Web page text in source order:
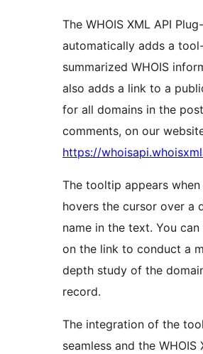
The WHOIS XML API
automatically adds a
summarized WHOIS
also adds a link to a
for all domains in the
comments, on our
https://
The tooltip appears when
hovers the cursor over a
name in the text. You
on the link to conduct a
depth study of the
record.
The integration of the
seamless and the WHOIS